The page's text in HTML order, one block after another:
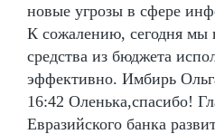
новые угрозы в сфере
К сожалению, сегодня мы
средства из бюджета
эффективно. Имбирь
16:42 Оленька,спасибо!
Евразийского банка